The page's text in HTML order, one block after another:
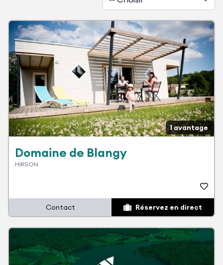
1 avantage
Domaine de Blangy
HIRSON
Contact Réservez en direct